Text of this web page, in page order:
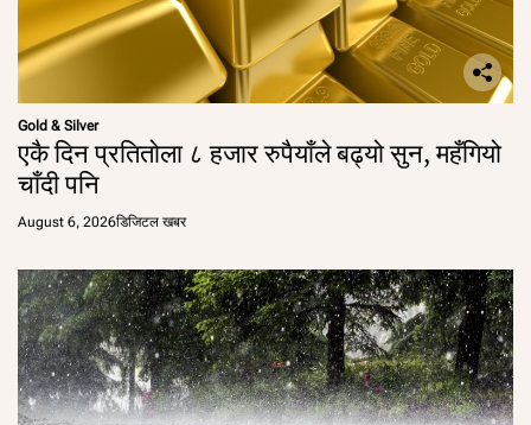
Gold & Silver
एकै दिन प्रतितोला ८ हजार रुपैयाँले बढ्यो सुन, महँगियो
चाँदी पनि
August 6, 2026डिजिटल खबर